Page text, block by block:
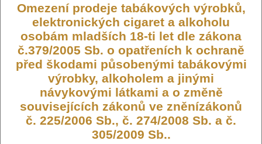
Omezení prodeje tabákových výrobků,
elektronických cigaret a alkoholu
osobám mladších 18-ti let dle zákona
č.379/2005 Sb. o opatřeních k ochraně
před škodami působenými tabákovými
výrobky, alkoholem a jinými
návykovými látkami a o změně
souvisejících zákonů ve zněnízákonů
č. 225/2006 Sb., č. 274/2008 Sb. a č.
305/2009 Sb..